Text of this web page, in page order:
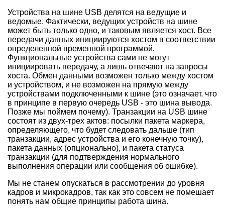
Устройства на шине USB делятся на ведущие и
ведомые. Фактически, ведущих устройств на шине
может быть только одно, и таковым является хост. Все
передачи данных инициируются хостом в соответствии
определенной временной программой.
Функциональные устройства сами не могут
инициировать передачу, а лишь отвечают на запросы
хоста. Обмен данными возможен только между хостом
и устройством, и не возможен на прямую между
устройствами подключенными к шине (это означает, что
в принципе в первую очередь USB - это шина вывода.
Позже мы поймем почему). Транзакции на USB шине
состоят из двух-трех актов: посылки пакета маркера,
определяющего, что будет следовать дальше (тип
транзакции, адрес устройства и его конечную точку),
пакета данных (опционально), и пакета статуса
транзакции (для подтверждения нормального
выполнения операции или сообщения об ошибке).
Мы не станем опускаться в рассмотрении до уровня
кадров и микрокадров, так как это совсем не помешает
понять нам общие принципы работа шина.